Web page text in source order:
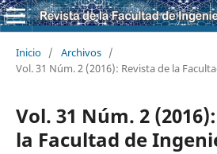
Inicio / Archivos /
Vol. 31 Núm. 2 (2016): Revista de la
Vol. 31 Núm. 2
la Facultad de